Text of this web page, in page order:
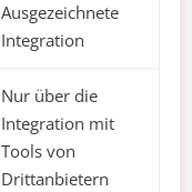
Ausgezeichnete
Integration
Nur über die
Integration mit
Tools von
Drittanbietern